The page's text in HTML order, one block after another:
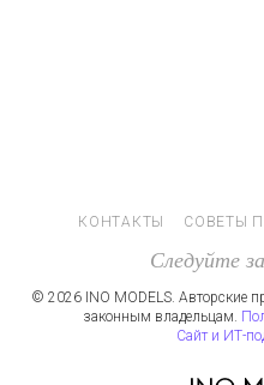
КОНТАКТЫ СОВЕТЫ
Следуйте
© 2026 INO MODELS. Авторские
законным владельцам.
Сайт и ИТ-